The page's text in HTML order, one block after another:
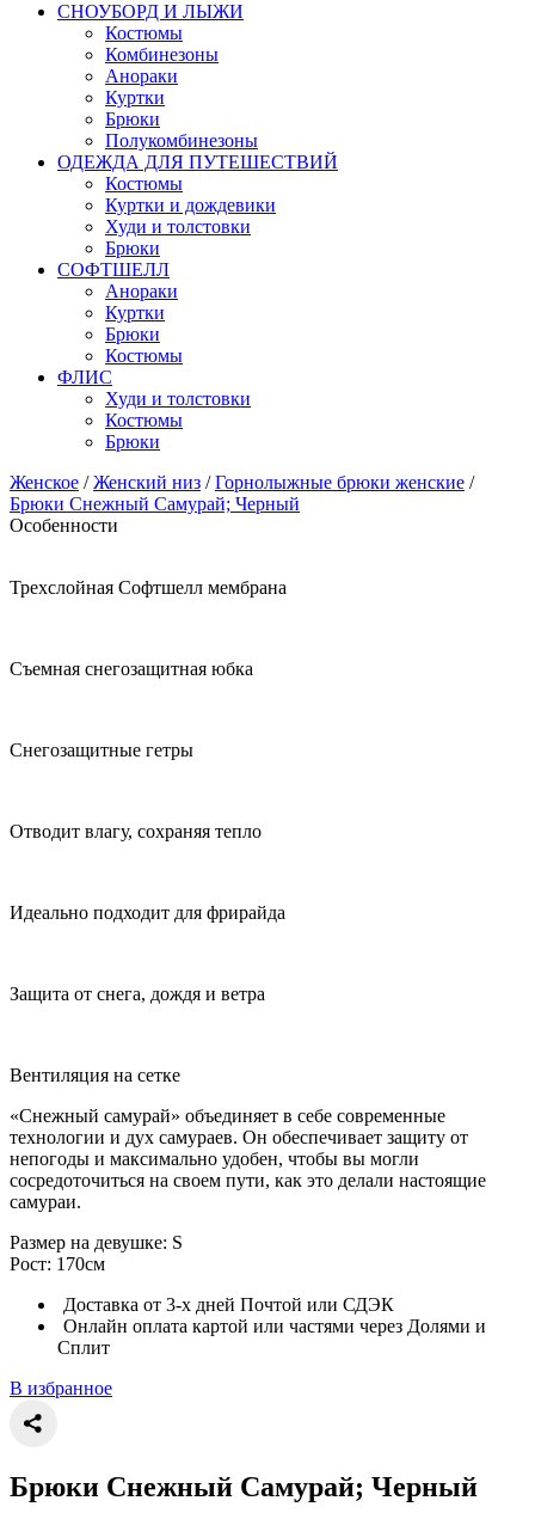
СНОУБОРД И ЛЫЖИ
Костюмы
Комбинезоны
Анораки
Куртки
Брюки
Полукомбинезоны
ОДЕЖДА ДЛЯ ПУТЕШЕСТВИЙ
Костюмы
Куртки и дождевики
Худи и толстовки
Брюки
СОФТШЕЛЛ
Анораки
Куртки
Брюки
Костюмы
ФЛИС
Худи и толстовки
Костюмы
Брюки
Женское / Женский низ / Горнолыжные брюки женские /
Брюки Снежный Самурай; Черный
Особенности
Трехслойная Софтшелл мембрана
Съемная снегозащитная юбка
Снегозащитные гетры
Отводит влагу, сохраняя тепло
Идеально подходит для фрирайда
Защита от снега, дождя и ветра
Вентиляция на сетке
«Снежный самурай» объединяет в себе современные
технологии и дух самураев. Он обеспечивает защиту от
непогоды и максимально удобен, чтобы вы могли
сосредоточиться на своем пути, как это делали настоящие
самураи.
Размер на девушке: S
Рост: 170см
Доставка от 3-х дней Почтой или СДЭК
Онлайн оплата картой или частями через Долями и
Сплит
В избранное
Брюки Снежный Самурай; Черный